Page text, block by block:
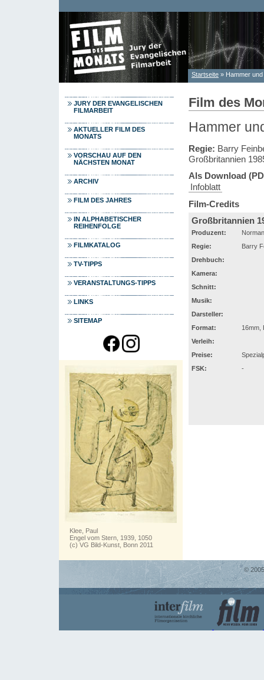
Sie sind hier
Startseite » Hammer und
JURY DER EVANGELISCHEN
FILMARBEIT
AKTUELLER FILM DES
MONATS
VORSCHAU AUF DEN
NÄCHSTEN MONAT
ARCHIV
FILM DES JAHRES
IN ALPHABETISCHER
REIHENFOLGE
FILMKATALOG
TV-TIPPS
VERANSTALTUNGS-TIPPS
LINKS
SITEMAP
Klee, Paul
Engel vom Stern, 1939, 1050
(c) VG Bild-Kunst, Bonn 2011
Film des
Hammer
Regie: Barry
Großbritannien
Als Download
Infoblatt
Film-Credits
Großbritannien
Produzent:
Regie:
Barry
Drehbuch:
Kamera:
Schnitt:
Musik:
Darsteller:
Format:
16mm,
Verleih:
Preise:
FSK:
-
©